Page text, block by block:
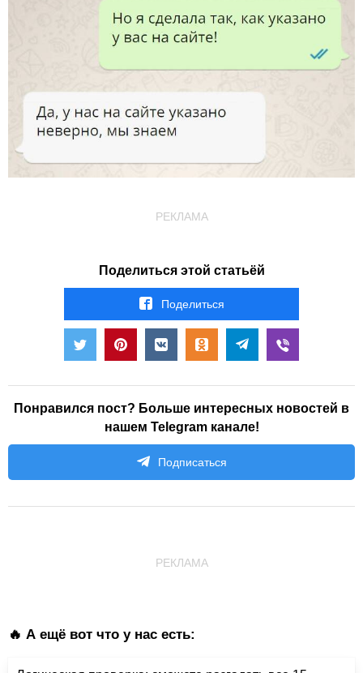
РЕКЛАМА
Поделиться этой статьёй
Поделиться
Понравился пост? Больше интересных новостей в
нашем Telegram канале!
Подписаться
РЕКЛАМА
🔥 А ещё вот что у нас есть: